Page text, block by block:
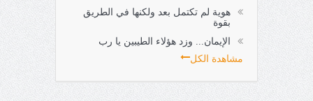
هوية لم تكتمل بعد ولكنها في الطريق
بقوة
الإيمان... وزد هؤلاء الطيبين يا رب
مشاهدة الكل